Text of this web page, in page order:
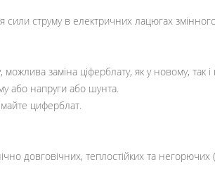
струму в електричних лацюгах
заміна ціферблату, як у новому, так
або напруги або шунта.
циферблат.
довговічних, теплостійких та